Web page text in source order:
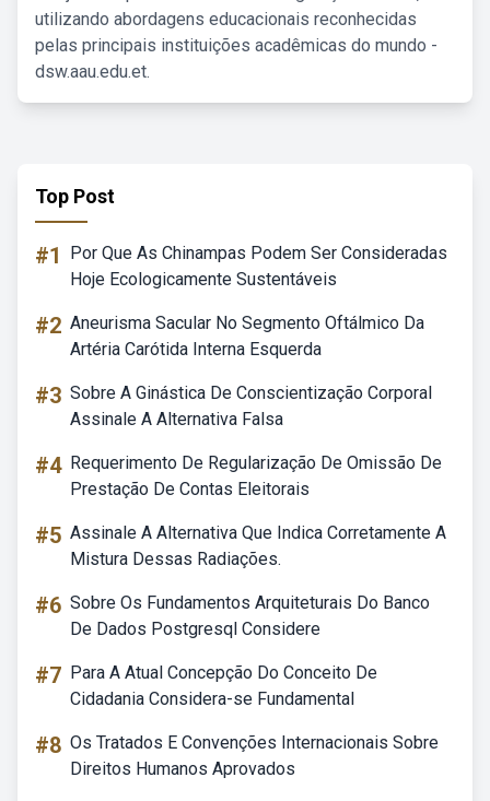
utilizando abordagens educacionais reconhecidas
pelas principais instituições acadêmicas do mundo -
dsw.aau.edu.et.
Top Post
#1
Por Que As Chinampas Podem Ser Consideradas
Hoje Ecologicamente Sustentáveis
#2 Aneurisma Sacular No Segmento Oftálmico Da
Artéria Carótida Interna Esquerda
#3 Sobre A Ginástica De Conscientização Corporal
Assinale A Alternativa Falsa
#4 Requerimento De Regularização De Omissão De
Prestação De Contas Eleitorais
#5 Assinale A Alternativa Que Indica Corretamente A
Mistura Dessas Radiações.
#6 Sobre Os Fundamentos Arquiteturais Do Banco
De Dados Postgresql Considere
#7 Para A Atual Concepção Do Conceito De
Cidadania Considera-se Fundamental
#8 Os Tratados E Convenções Internacionais Sobre
Direitos Humanos Aprovados